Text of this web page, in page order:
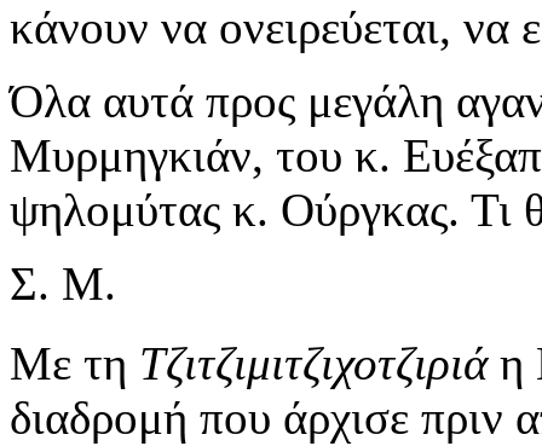
κάνουν να ονειρεύεται,
Όλα αυτά προς μεγάλη
Μυρμηγκιάν, του κ.
ψηλομύτας κ. Ούργκας. Τι
Σ. Μ.
Με τη Τζιτζιμιτζιχοτζιριά η
διαδρομή που άρχισε πριν